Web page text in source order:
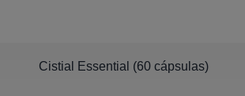
Cistial Essential (60 cápsulas)